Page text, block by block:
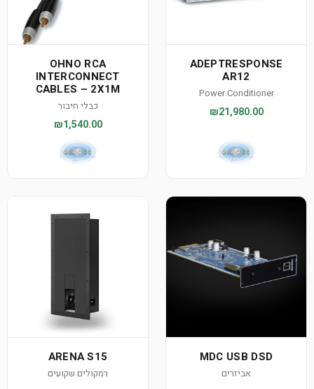
ADEPTRESPONSE
AR12
Power Conditioner
₪21,980.00
OHNO RCA
INTERCONNECT
CABLES – 2X1M
כבלי חיבור
₪1,540.00
MDC USB DSD
אביזרים
ARENA S15
רמקולים שקועים